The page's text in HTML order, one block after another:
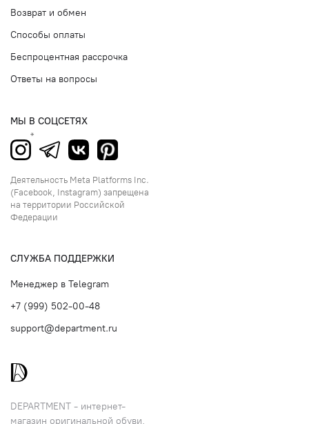
DEPARTMENT - интернет-
магазин оригинальной обуви,
Возврат и обмен
Способы оплаты
Беспроцентная рассрочка
Ответы на вопросы
МЫ В СОЦСЕТЯХ
Деятельность Meta Platforms Inc.
(Facebook, Instagram) запрещена
на территории Российской
Федерации
СЛУЖБА ПОДДЕРЖКИ
Менеджер в Telegram
+7 (999) 502-00-48
support@department.ru